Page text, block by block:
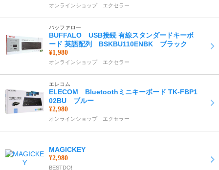
オンラインショップ エクセラー
バッファロー
BUFFALO USB接続 有線スタンダードキーボ
ード 英語配列 BSKBU110ENBK ブラック
¥1,980
オンラインショップ エクセラー
エレコム
ELECOM Bluetoothミニキーボード TK-FBP1
02BU ブルー
¥2,980
オンラインショップ エクセラー
MAGICKEY
¥2,980
BESTDO!